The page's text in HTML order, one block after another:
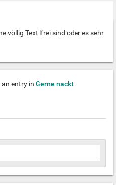
völlig Textilfrei sind oder es sehr
an entry in Gerne nackt